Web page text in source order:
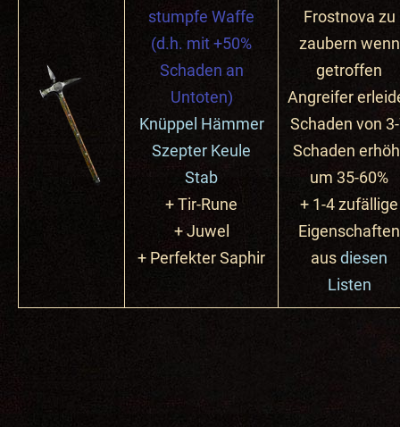
stumpfe Waffe
(d.h. mit +50%
Schaden an
Untoten)
Knüppel Hämmer
Szepter Keule
Stab
+ Tir-Rune
+ Juwel
+ PerfekterSaphir
Frostnova zu
zaubern wenn
getroffen
Angreifer
Schaden von
Schaden
um 35-60%
+ 1-4 zufällige
Eigenschaften
ausdiesen
Listen